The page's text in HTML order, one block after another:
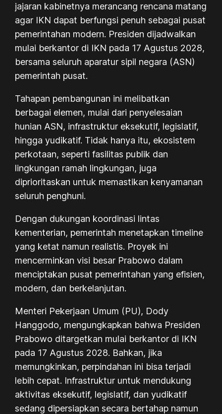
jajaran kabinetnya merancang rencana matang
agar IKN dapat berfungsi penuh sebagai pusat
pemerintahan modern. Presiden dijadwalkan
mulai berkantor di IKN pada 17 Agustus 2028,
bersama seluruh aparatur sipil negara (ASN)
pemerintah pusat.
Tahapan pembangunan ini melibatkan
berbagai elemen, mulai dari penyelesaian
hunian ASN, infrastruktur eksekutif, legislatif,
hingga yudikatif. Tidak hanya itu, ekosistem
perkotaan, seperti fasilitas publik dan
lingkungan ramah lingkungan, juga
diprioritaskan untuk memastikan kenyamanan
seluruh penghuni.
Dengan dukungan koordinasi lintas
kementerian, pemerintah menetapkan timeline
yang ketat namun realistis. Proyek ini
mencerminkan visi besar Prabowo dalam
menciptakan pusat pemerintahan yang efisien,
modern, dan berkelanjutan.
Menteri Pekerjaan Umum (PU), Dody
Hanggodo, mengungkapkan bahwa Presiden
Prabowo ditargetkan mulai berkantor di IKN
pada 17 Agustus 2028. Bahkan, jika
memungkinkan, perpindahan ini bisa terjadi
lebih cepat. Infrastruktur untuk mendukung
aktivitas eksekutif, legislatif, dan yudikatif
sedang dipersiapkan secara bertahap namun